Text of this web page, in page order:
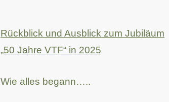
Rückblick und Ausblick zum Jubiläum
„50 Jahre VTF“ in 2025
Wie alles begann…..